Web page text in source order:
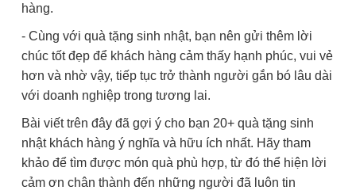
hàng.
- Cùng với quà tặng sinh nhật, bạn nên gửi thêm lời
chúc tốt đẹp để khách hàng cảm thấy hạnh phúc, vui vẻ
hơn và nhờ vậy, tiếp tục trở thành người gắn bó lâu dài
với doanh nghiệp trong tương lai.
Bài viết trên đây đã gợi ý cho bạn 20+ quà tặng sinh
nhật khách hàng ý nghĩa và hữu ích nhất. Hãy tham
khảo để tìm được món quà phù hợp, từ đó thể hiện lời
cảm ơn chân thành đến những người đã luôn tin